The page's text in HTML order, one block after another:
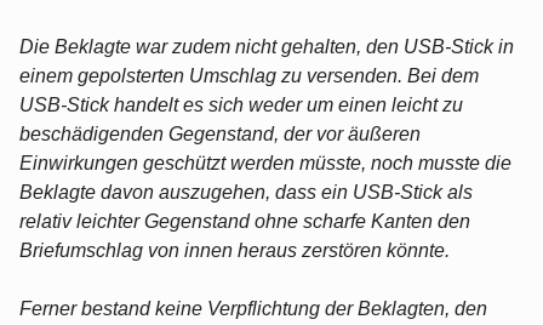
Die Beklagte war zudem nicht gehalten, den USB-Stick in
einem gepolsterten Umschlag zu versenden. Bei dem
USB-Stick handelt es sich weder um einen leicht zu
beschädigenden Gegenstand, der vor äußeren
Einwirkungen geschützt werden müsste, noch musste die
Beklagte davon auszugehen, dass ein USB-Stick als
relativ leichter Gegenstand ohne scharfe Kanten den
Briefumschlag von innen heraus zerstören könnte.
Ferner bestand keine Verpflichtung der Beklagten, den